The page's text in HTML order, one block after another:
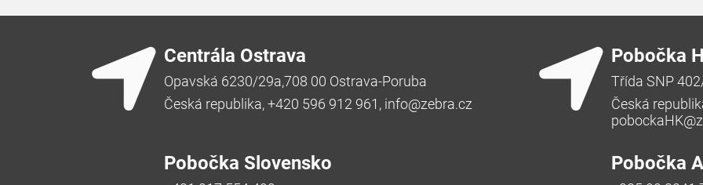
Centrála Ostrava
Opavská 6230/29a,708 00 Ostrava-Poruba
Česká republika, +420 596 912 961, info@zebra.cz
Pobočka
Třída SNP
Česká
Pobočka Slovensko Pobočka